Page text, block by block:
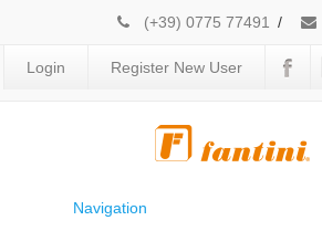
(+39) 0775 77491 /
Login Register New User
Navigation